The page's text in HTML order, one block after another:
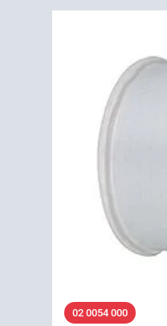
02 0054 000